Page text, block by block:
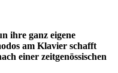
ihre ganz eigene
am Klavier schafft
einer zeitgenössischen